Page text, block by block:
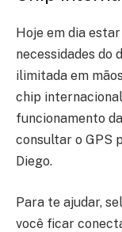
Hoje em dia
necessidades do
ilimitada em
chip
funcionamento
consultar o GPS
Diego.
Para te ajudar,
você ficar